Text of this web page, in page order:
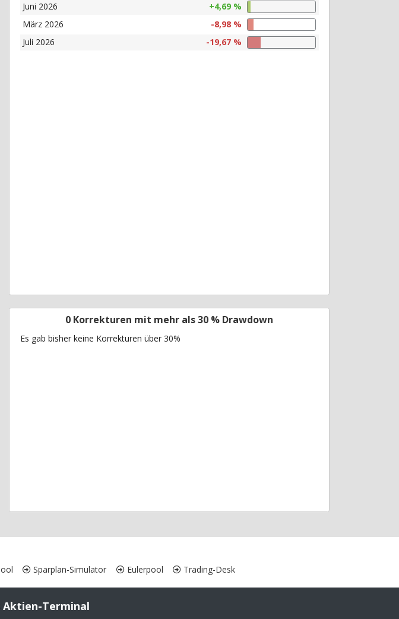
Juni 2026
+4,69 %
März 2026
-8,98 %
Juli 2026
-19,67 %
0 Korrekturen mit mehr als 30 % Drawdown
Es gab bisher keine Korrekturen über 30%
Sparplan-Simulator Eulerpool Trading-Desk
Aktien-Terminal